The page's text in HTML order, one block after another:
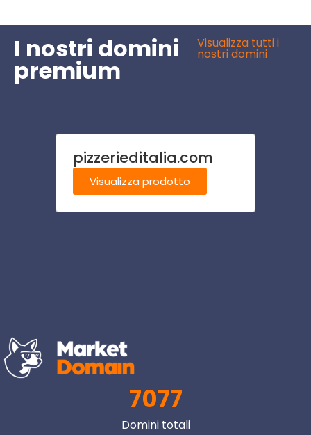
I nostri domini
premium
Visualizza tutti i
nostri domini
pizzerieditalia.com
Visualizza prodotto
7077
Domini totali